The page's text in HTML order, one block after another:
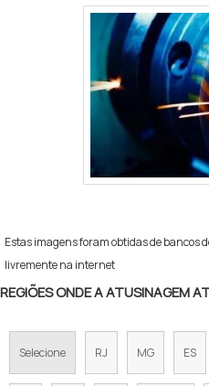
Estas imagens foram obtidas de bancos
livremente na internet
REGIÕES ONDE A ATUSINAGEM
Selecione RJ MG ES